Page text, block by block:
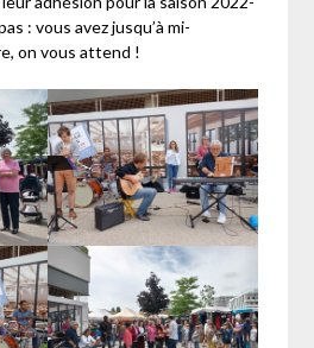
: vous avez jusqu’à mi-
on vous attend !